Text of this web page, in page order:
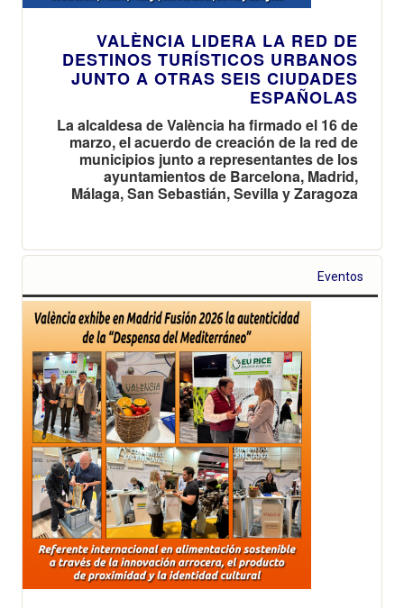
VALÈNCIA LIDERA LA RED DE
DESTINOS TURÍSTICOS URBANOS
JUNTO A OTRAS SEIS CIUDADES
ESPAÑOLAS
La alcaldesa de València ha firmado el 16 de
marzo, el acuerdo de creación de la red de
municipios junto a representantes de los
ayuntamientos de Barcelona, Madrid,
Málaga, San Sebastián, Sevilla y Zaragoza
Eventos